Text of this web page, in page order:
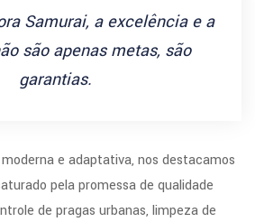
Samurai, a excelência e a
são apenas metas, são
garantias.
e adaptativa, nos destacamos
pela promessa de qualidade
de pragas urbanas, limpeza de